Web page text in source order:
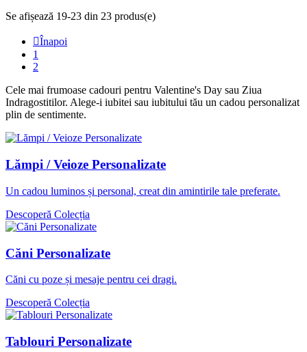
Se afișează 19-23 din 23 produs(e)
Înapoi
1
2
Cele mai frumoase cadouri pentru Valentine's Day sau Ziua
Indragostitilor. Alege-i iubitei sau iubitului tău un cadou personalizat
plin de sentimente.
Lămpi / Veioze Personalizate
Un cadou luminos și personal, creat din amintirile tale preferate.
Descoperă Colecția
Căni Personalizate
Căni cu poze și mesaje pentru cei dragi.
Descoperă Colecția
Tablouri Personalizate